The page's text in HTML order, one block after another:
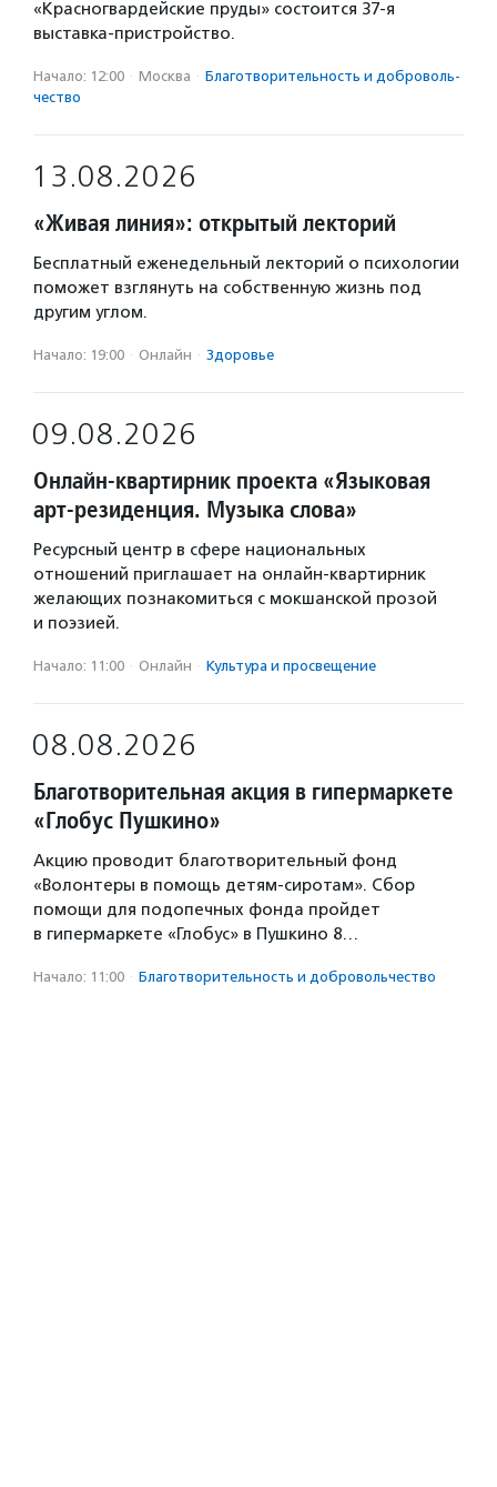
«Красногвардейские пруды» состоится 37-я
выставка-пристройство.
Начало: 12:00 · Москва · Благотвори­тель­ность и доброволь­
чест­во
13.08.2026
«Живая линия»: открытый лекторий
Бесплатный еженедельный лекторий о психологии
поможет взглянуть на собственную жизнь под
другим углом.
Начало: 19:00 · Онлайн · Здоровье
09.08.2026
Онлайн-квартирник проекта «Языковая
арт-резиденция. Музыка слова»
Ресурсный центр в сфере национальных
отношений приглашает на онлайн-квартирник
желающих познакомиться с мокшанской прозой
и поэзией.
Начало: 11:00 · Онлайн · Культура и просвещение
08.08.2026
Благотворительная акция в гипермаркете
«Глобус Пушкино»
Акцию проводит благотворительный фонд
«Волонтеры в помощь детям-сиротам». Сбор
помощи для подопечных фонда пройдет
в гипермаркете «Глобус» в Пушкино 8…
Начало: 11:00 · Благотвори­тель­ность и доброволь­чест­во